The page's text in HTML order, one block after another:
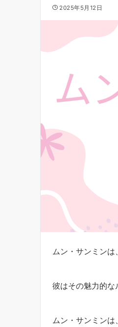
2025年5月12日
ムン・サンミンは
彼はその魅力的な
ムン・サンミン